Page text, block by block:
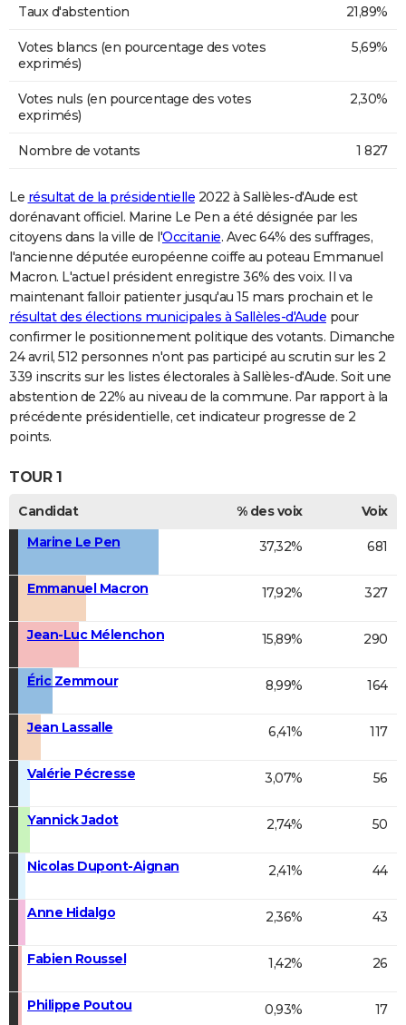
Taux d'abstention 21,89%
Votes blancs (en pourcentage des votes
exprimés)
5,69%
Votes nuls (en pourcentage des votes
exprimés)
2,30%
Nombre de votants 1 827
Le résultat de la présidentielle 2022 à Sallèles-d'Aude est
dorénavant officiel. Marine Le Pen a été désignée par les
citoyens dans la ville de l'Occitanie. Avec 64% des suffrages,
l'ancienne députée européenne coiffe au poteau Emmanuel
Macron. L'actuel président enregistre 36% des voix. Il va
maintenant falloir patienter jusqu'au 15 mars prochain et le
résultat des élections municipales à Sallèles-d'Aude pour
confirmer le positionnement politique des votants. Dimanche
24 avril, 512 personnes n'ont pas participé au scrutin sur les 2
339 inscrits sur les listes électorales à Sallèles-d'Aude. Soit une
abstention de 22% au niveau de la commune. Par rapport à la
précédente présidentielle, cet indicateur progresse de 2
points.
TOUR 1
Candidat % des voix
Voix
Marine Le Pen
37,32% 681
Emmanuel Macron 17,92% 327
Jean-Luc Mélenchon 15,89% 290
Éric Zemmour 8,99% 164
Jean Lassalle 6,41% 117
Valérie Pécresse 3,07% 56
Yannick Jadot 2,74% 50
Nicolas Dupont-Aignan 2,41% 44
Anne Hidalgo 2,36% 43
Fabien Roussel 1,42% 26
Philippe Poutou 0,93% 17